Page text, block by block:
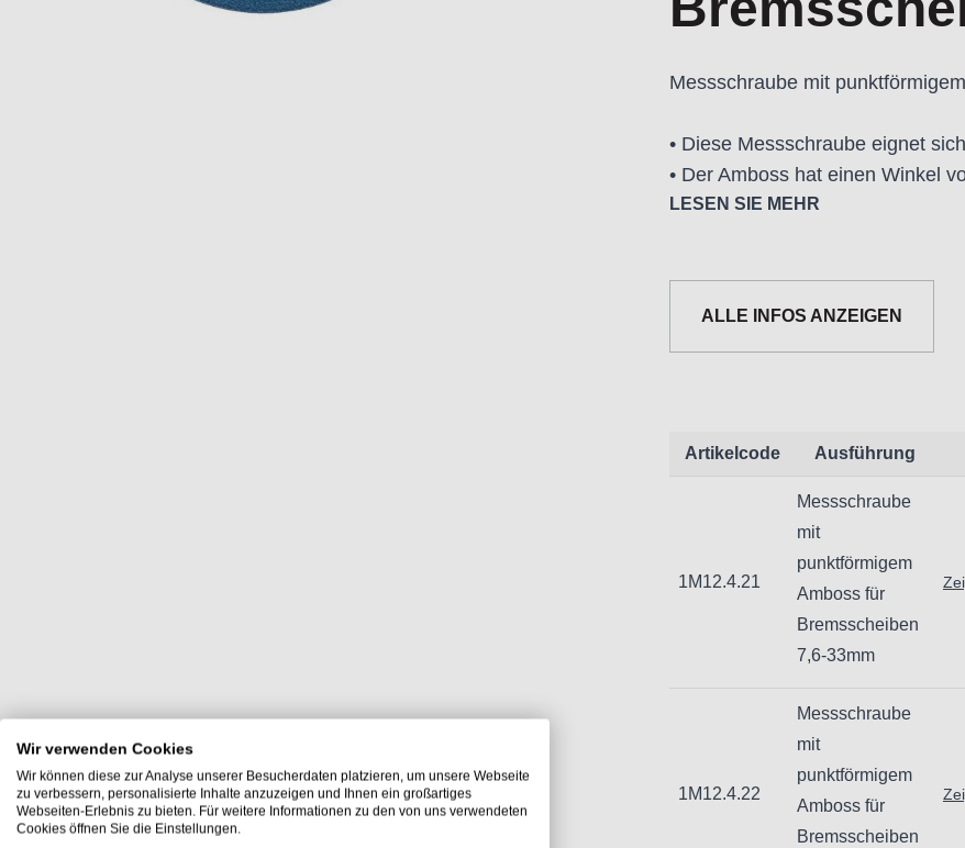
Messschraube mit
• Diese Messschraube eignet
• Der Amboss hat einen Winkel
Informationen zur
Nur für den vorhergesehenen
Importeur/Hersteller:
Hogetex/Kometex B.V.,
email: Info@hogetex.com
LESEN SIE MEHR
ALLE INFOS ANZEIGEN
Artikelcode Ausführung
1M12.4.21
Messschraube
mit
punktförmigem
Amboss für
Bremsscheiben
7,6-33mm
1M12.4.22
Messschraube
mit
punktförmigem
Amboss für
Bremsscheiben
Wir verwenden Cookies
Wir können diese zur Analyse unserer Besucherdaten platzieren, um unsere Webseite
zu verbessern, personalisierte Inhalte anzuzeigen und Ihnen ein großartiges
Webseiten-Erlebnis zu bieten. Für weitere Informationen zu den von uns verwendeten
Cookies öffnen Sie die Einstellungen.